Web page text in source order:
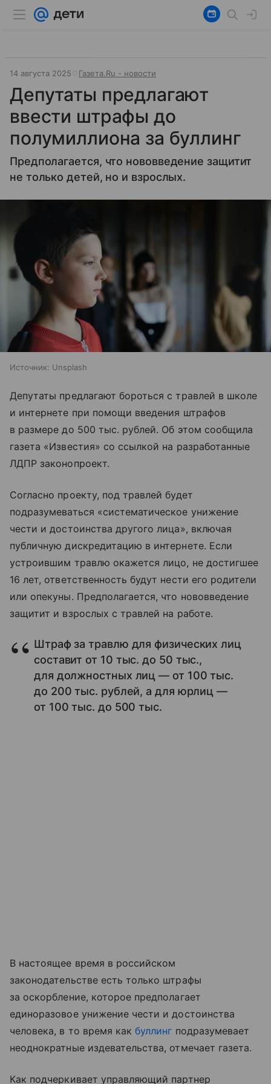
14 августа 2025 Газета.Ru - новости
Депутаты предлагают
ввести штрафы до
полумиллиона за буллинг
Предполагается, что нововведение защитит
не только детей, но и взрослых.
Источник: Unsplash
Депутаты предлагают бороться с травлей в школе
и интернете при помощи введения штрафов
в размере до 500 тыс. рублей. Об этом сообщила
газета «Известия» со ссылкой на разработанные
ЛДПР законопроект.
Согласно проекту, под травлей будет
подразумеваться «систематическое унижение
чести и достоинства другого лица», включая
публичную дискредитацию в интернете. Если
устроившим травлю окажется лицо, не достигшее
16 лет, ответственность будут нести его родители
или опекуны. Предполагается, что нововведение
защитит и взрослых с травлей на работе.
Штраф за травлю для физических лиц
составит от 10 тыс. до 50 тыс.,
для должностных лиц — от 100 тыс.
до 200 тыс. рублей, а для юрлиц —
от 100 тыс. до 500 тыс.
В настоящее время в российском
законодательстве есть только штрафы
за оскорбление, которое предполагает
единоразовое унижение чести и достоинства
человека, в то время какбуллинг подразумевает
неоднократные издевательства, отмечает газета.
Как подчеркивает управляющий партнер